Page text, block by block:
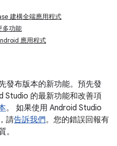
建構全端應用程式
多功能
應用程式
發布版本的新功能。預先發
Studio 的最新功能和改善項
。 如果使用 Android Studio
請告訴我們。您的錯誤回報有
。